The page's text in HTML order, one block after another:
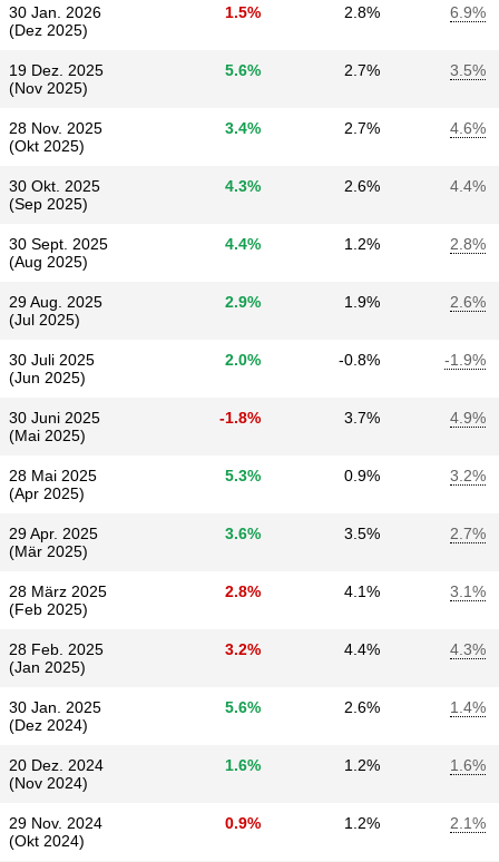
30 Jan. 2026
(Dez 2025)
1.5% 2.8% 6.9%
19 Dez. 2025
(Nov 2025)
5.6% 2.7% 3.5%
28 Nov. 2025
(Okt 2025)
3.4% 2.7% 4.6%
30 Okt. 2025
(Sep 2025)
4.3% 2.6% 4.4%
30 Sept. 2025
(Aug 2025)
4.4% 1.2% 2.8%
29 Aug. 2025
(Jul 2025)
2.9% 1.9% 2.6%
30 Juli 2025
(Jun 2025)
2.0% -0.8% -1.9%
30 Juni 2025
(Mai 2025)
-1.8% 3.7% 4.9%
28 Mai 2025
(Apr 2025)
5.3% 0.9% 3.2%
29 Apr. 2025
(Mär 2025)
3.6% 3.5% 2.7%
28 März 2025
(Feb 2025)
2.8% 4.1% 3.1%
28 Feb. 2025
(Jan 2025)
3.2% 4.4% 4.3%
30 Jan. 2025
(Dez 2024)
5.6% 2.6% 1.4%
20 Dez. 2024
(Nov 2024)
1.6% 1.2% 1.6%
29 Nov. 2024
(Okt 2024)
0.9% 1.2% 2.1%